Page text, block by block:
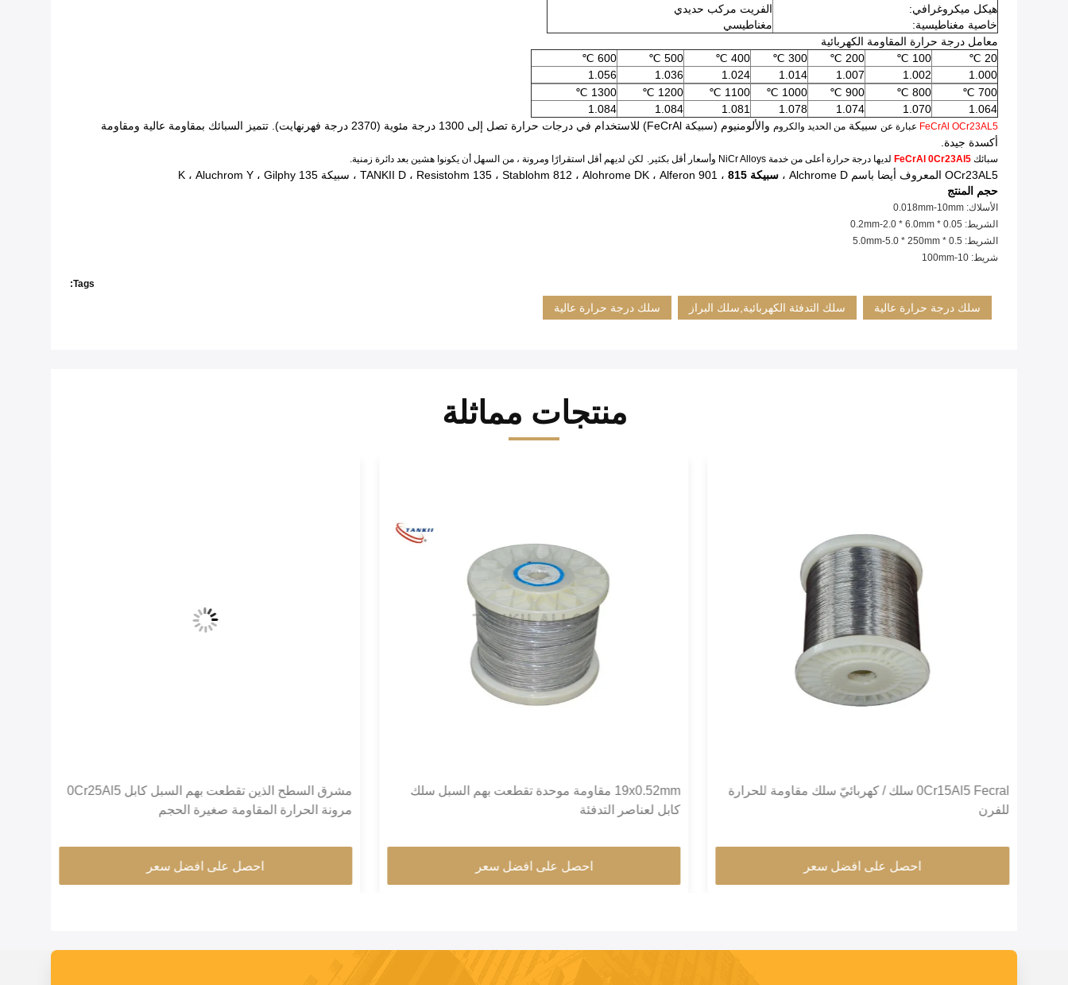
هيكل ميكروغرافي:
خاصية مغناطيسية:
الفريت مركب حديدي
مغناطيسي
معامل درجة حرارة المقاومة الكهربائية
20 ℃
100 ℃
200 ℃
300 ℃
400 ℃
500 ℃
600 ℃
1.000
1.002
1.007
1.014
1.024
1.036
1.056
700 ℃
800 ℃
900 ℃
1000 ℃
1100 ℃
1200 ℃
1300 ℃
1.064
1.070
1.074
1.078
1.081
1.084
1.084
FeCrAl OCr23AL5 عبارة عن سبيكة من الحديد والكروم
والألومنيوم (سبيكة FeCrAl) للاستخدام في درجات حرارة تصل إلى 1300 درجة مئوية (2370 درجة فهرنهايت). تتميز السبائك بمقاومة عالية ومقاومة
أكسدة جيدة.
سبائك FeCrAl 0Cr23Al5 لديها درجة حرارة أعلى من خدمة NiCr Alloys وأسعار أقل بكثير. لكن لديهم أقل استقرارًا ومرونة ، من السهل أن يكونوا هشين بعد دائرة زمنية.
OCr23AL5 المعروف أيضا باسم Alchrome D ، سبيكة 815
، TANKII D ، Resistohm 135 ، Stablohm 812 ، Alohrome DK ، Alferon 901 ، سبيكة K ، Aluchrom Y ، Gilphy 135
حجم المنتج
الأسلاك: 0.018mm-10mm
الشريط: 0.05 * 0.2mm-2.0 * 6.0mm
الشريط: 0.5 * 5.0mm-5.0 * 250mm
شريط: 10-100mm
Tags:
سلك درجة حرارة عالية سلك التدفئة الكهربائية,سلك البراز سلك درجة حرارة عالية
منتجات مماثلة
0Cr15Al5 Fecral سلك / كهربائيّ سلك مقاومة للحرارة
للفرن
احصل على افضل سعر
19x0.52mm مقاومة موحدة تقطعت بهم السبل سلك
كابل لعناصر التدفئة
احصل على افضل سعر
مشرق السطح الذين تقطعت بهم السبل كابل 0Cr25Al5
مرونة الحرارة المقاومة صغيرة الحجم
احصل على افضل سعر